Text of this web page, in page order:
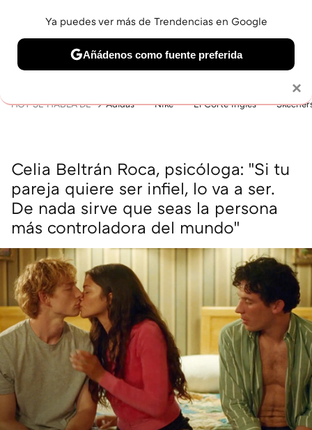
BELLEZA SHOPPING VIAJES GASTRO SNEAKERS
HOY SE HABLA DE Adidas Nike El Corte Inglés
Celia Beltrán Roca, psicóloga: "Si tu
pareja quiere ser infiel, lo va a ser.
De nada sirve que seas la persona
más controladora del mundo"
×
Ya puedes ver más de Trendencias en Google
Añádenos como fuente preferida